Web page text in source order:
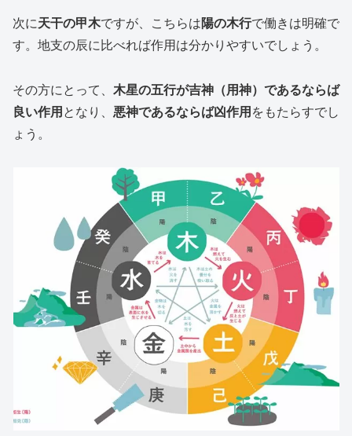
次に天干の甲木ですが、こちらは陽の木行で働きは明確で
す。地支の辰に比べれば作用は分かりやすいでしょう。
その方にとって、 木星の五行が吉神（用神）であるならば
良い作用 となり、 悪神であるならば凶作用 をもたらすでし
ょう。